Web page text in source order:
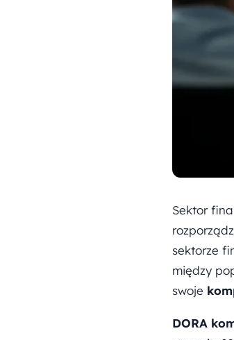
Sektor
sektorze
między
swoje
DORA